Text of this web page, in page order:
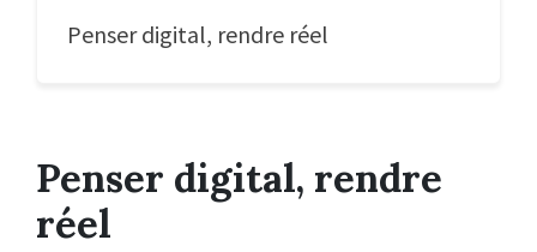
Penser digital, rendre réel
Penser digital, rendre
réel